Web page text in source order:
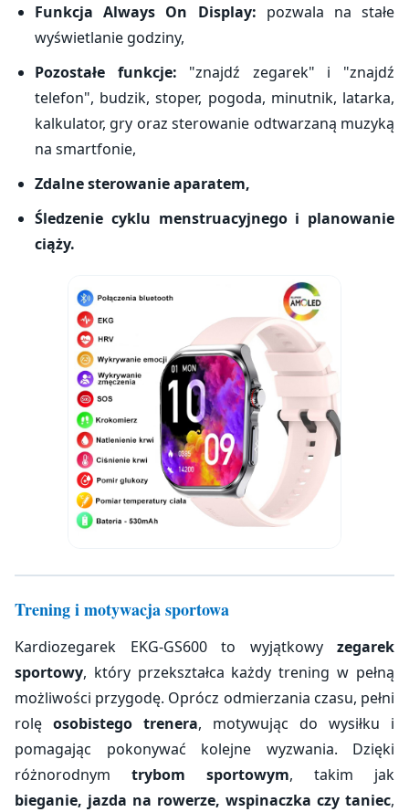
Funkcja Always On Display: pozwala na stałe
wyświetlanie godziny,
Pozostałe funkcje: "znajdź zegarek" i "znajdź
telefon", budzik, stoper, pogoda, minutnik, latarka,
kalkulator, gry oraz sterowanie odtwarzaną muzyką
na smartfonie,
Zdalne sterowanie aparatem,
Śledzenie cyklu menstruacyjnego i planowanie
ciąży.
Trening i motywacja sportowa
Kardiozegarek EKG-GS600 to wyjątkowy zegarek
sportowy, który przekształca każdy trening w pełną
możliwości przygodę. Oprócz odmierzania czasu, pełni
rolę osobistego trenera, motywując do wysiłku i
pomagając pokonywać kolejne wyzwania. Dzięki
różnorodnym trybom sportowym, takim jak
bieganie, jazda na rowerze, wspinaczka czy taniec,